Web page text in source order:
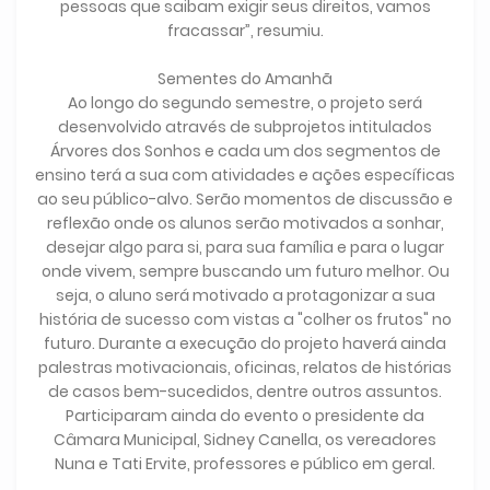
pessoas que saibam exigir seus direitos, vamos
fracassar”, resumiu.
Sementes do Amanhã
Ao longo do segundo semestre, o projeto será
desenvolvido através de subprojetos intitulados
Árvores dos Sonhos e cada um dos segmentos de
ensino terá a sua com atividades e ações específicas
ao seu público-alvo. Serão momentos de discussão e
reflexão onde os alunos serão motivados a sonhar,
desejar algo para si, para sua família e para o lugar
onde vivem, sempre buscando um futuro melhor. Ou
seja, o aluno será motivado a protagonizar a sua
história de sucesso com vistas a "colher os frutos" no
futuro. Durante a execução do projeto haverá ainda
palestras motivacionais, oficinas, relatos de histórias
de casos bem-sucedidos, dentre outros assuntos.
Participaram ainda do evento o presidente da
Câmara Municipal, Sidney Canella, os vereadores
Nuna e Tati Ervite, professores e público em geral.